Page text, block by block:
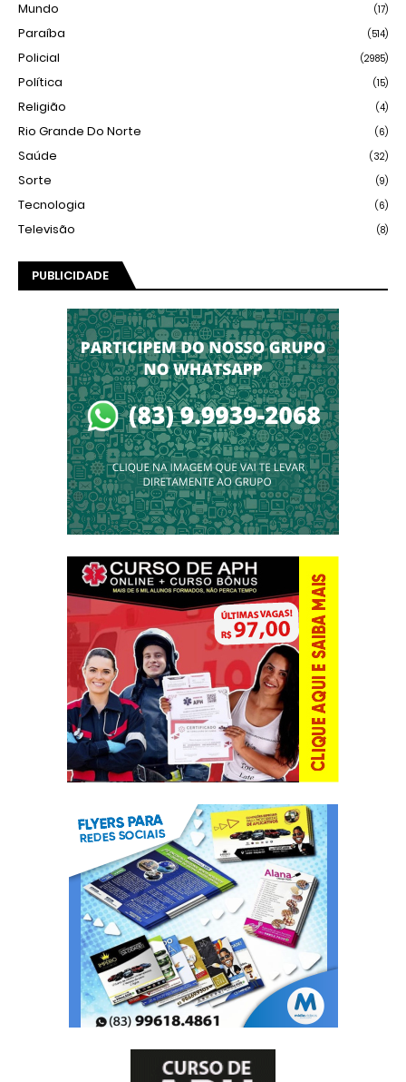
Mundo (17)
Paraíba (514)
Policial (2985)
Política (15)
Religião (4)
Rio Grande Do Norte (6)
Saúde (32)
Sorte (9)
Tecnologia (6)
Televisão (8)
PUBLICIDADE